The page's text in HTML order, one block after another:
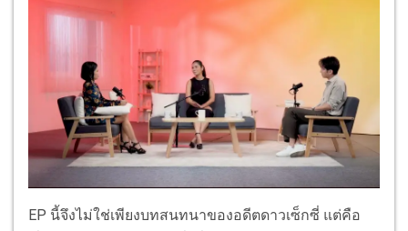
EP นี้จึงไม่ใช่เพียงบทสนทนาของอดีตดาวเซ็กซี่ แต่คือ